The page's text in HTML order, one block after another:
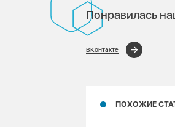
Понравилась
ВКонтакте
ПОХОЖИЕ